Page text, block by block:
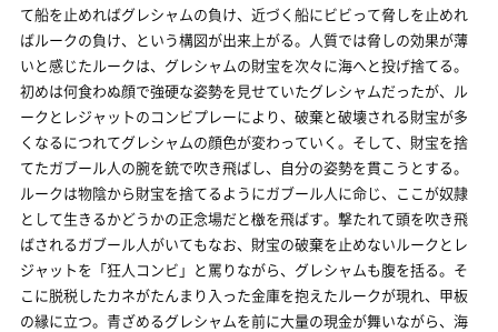
て船を止めればグレシャムの負け、近づく船にビビって脅しを止めれ
ばルークの負け、という構図が出来上がる。人質では脅しの効果が薄
いと感じたルークは、グレシャムの財宝を次々に海へと投げ捨てる。
初めは何食わぬ顔で強硬な姿勢を見せていたグレシャムだったが、ル
ークとレジャットのコンビプレーにより、破棄と破壊される財宝が多
くなるにつれてグレシャムの顔色が変わっていく。そして、財宝を捨
てたガブール人の腕を銃で吹き飛ばし、自分の姿勢を貫こうとする。
ルークは物陰から財宝を捨てるようにガブール人に命じ、ここが奴隷
として生きるかどうかの正念場だと檄を飛ばす。撃たれて頭を吹き飛
ばされるガブール人がいてもなお、財宝の破棄を止めないルークとレ
ジャットを「狂人コンビ」と罵りながら、グレシャムも腹を括る。そ
こに脱税したカネがたんまり入った金庫を抱えたルークが現れ、甲板
の縁に立つ。青ざめるグレシャムを前に大量の現金が舞いながら、海